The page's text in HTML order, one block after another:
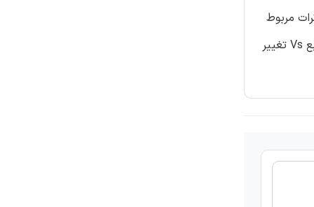
مربوط
به آن، محدود می شود. محاسبِ باند هیسترزیس تطبیقی، پهنای باند هیسترزیس، HB ، را مطابق با diref*(t)/dt و Vdc و ولتاژ منبع Vs تغییر